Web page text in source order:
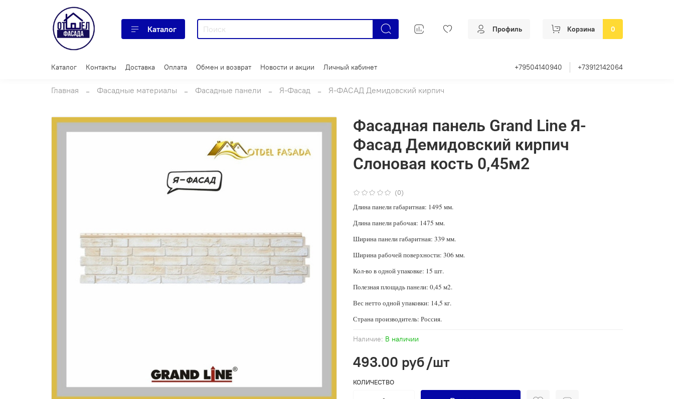
Каталог Профиль Корзина 0
Каталог Контакты Доставка Оплата Обмен и возврат Новости и акции Личный кабинет +79504140940 +73912142064
Главная Фасадные материалы Фасадные панели Я-Фасад Я-ФАСАД Демидовский кирпич
(0)
Наличие: В наличии
Фасадная панель Grand Line Я-
Фасад Демидовский кирпич
Слоновая кость 0,45м2
493.00 руб/шт
КОЛИЧЕСТВО
Длина панели габаритная: 1495 мм.
Длина панели рабочая: 1475 мм.
Ширина панели габаритная: 339 мм.
Ширина рабочей поверхности: 306 мм.
Кол-во в одной упаковке: 15 шт.
Полезная площадь панели: 0,45 м2.
Вес нетто одной упаковки: 14,5 кг.
Страна производитель: Россия.